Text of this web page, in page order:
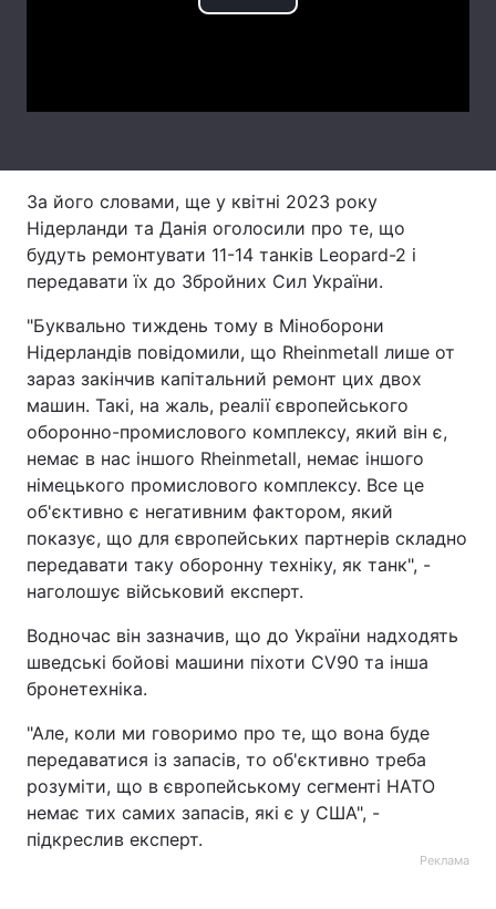
Тема оформлення
Play
За його словами, ще у квітні 2023 року
Нідерланди та Данія оголосили про те, що
будуть ремонтувати 11-14 танків Leopard-2 і
передавати їх до Збройних Сил України.
"Буквально тиждень тому в Міноборони
Нідерландів повідомили, що Rheinmetall лише от
зараз закінчив капітальний ремонт цих двох
машин. Такі, на жаль, реалії європейського
оборонно-промислового комплексу, який він є,
немає в нас іншого Rheinmetall, немає іншого
німецького промислового комплексу. Все це
об'єктивно є негативним фактором, який
показує, що для європейських партнерів складно
передавати таку оборонну техніку, як танк", -
наголошує військовий експерт.
Водночас він зазначив, що до України надходять
шведські бойові машини піхоти CV90 та інша
бронетехніка.
"Але, коли ми говоримо про те, що вона буде
передаватися із запасів, то об'єктивно треба
розуміти, що в європейському сегменті НАТО
немає тих самих запасів, які є у США", -
підкреслив експерт.
Реклама